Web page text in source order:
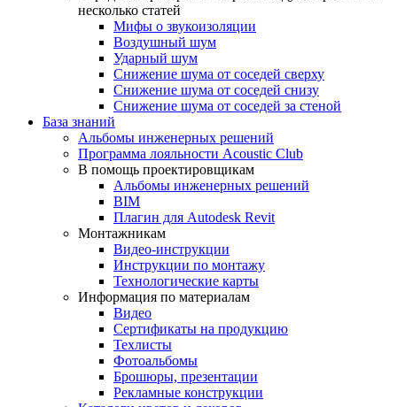
несколько статей
Мифы о звукоизоляции
Воздушный шум
Ударный шум
Снижение шума от соседей сверху
Снижение шума от соседей снизу
Снижение шума от соседей за стеной
База знаний
Альбомы инженерных решений
Программа лояльности Acoustic Club
В помощь проектировщикам
Альбомы инженерных решений
BIM
Плагин для Autodesk Revit
Монтажникам
Видео-инструкции
Инструкции по монтажу
Технологические карты
Информация по материалам
Видео
Сертификаты на продукцию
Техлисты
Фотоальбомы
Брошюры, презентации
Рекламные конструкции